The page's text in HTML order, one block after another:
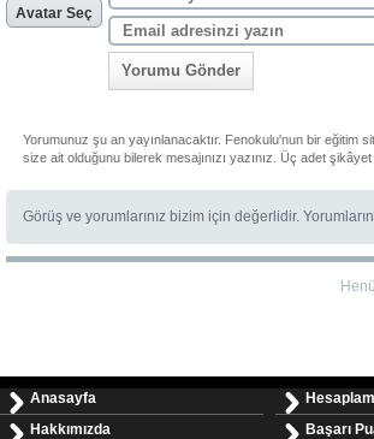
Avatar Seç
Yorumu Gönder
Yorumunuz şu an yayınlanacaktır. Fenokulu'nun bir eğitim
size ait olduğunu bilerek mesajınızı yazınız. Üç adet
Görüş ve yorumlarınız bizim için değerlidir.
Anasayfa
Hakkımızda
Başarı